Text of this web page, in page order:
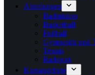
Abteilungen
Badminton
Basketball
Fußball
Gymnastik und
Tennis
Radsport
Kursangebote